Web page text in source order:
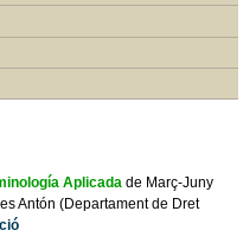
Aplicadade Març-Juny
Antón (Departament de Dret